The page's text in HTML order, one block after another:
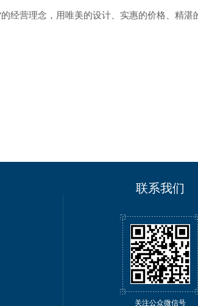
经营理念，用唯美的设计、实惠的价格、精湛
联系我们
关注公众微信号